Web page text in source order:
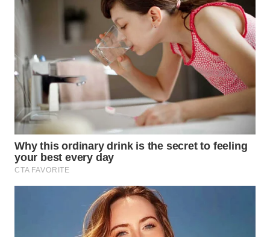
WAHANA
TANI
WAHANA
ADVOKAT
WAHANA
INFRASTRUKTUR